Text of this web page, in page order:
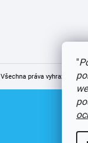
"
. Všechna práva vyhrazena.